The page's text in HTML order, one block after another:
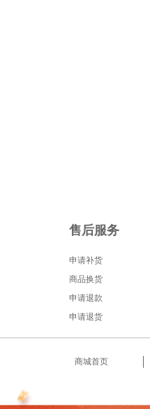
售后服务
申请补货
商品换货
申请退款
申请退货
商城首页